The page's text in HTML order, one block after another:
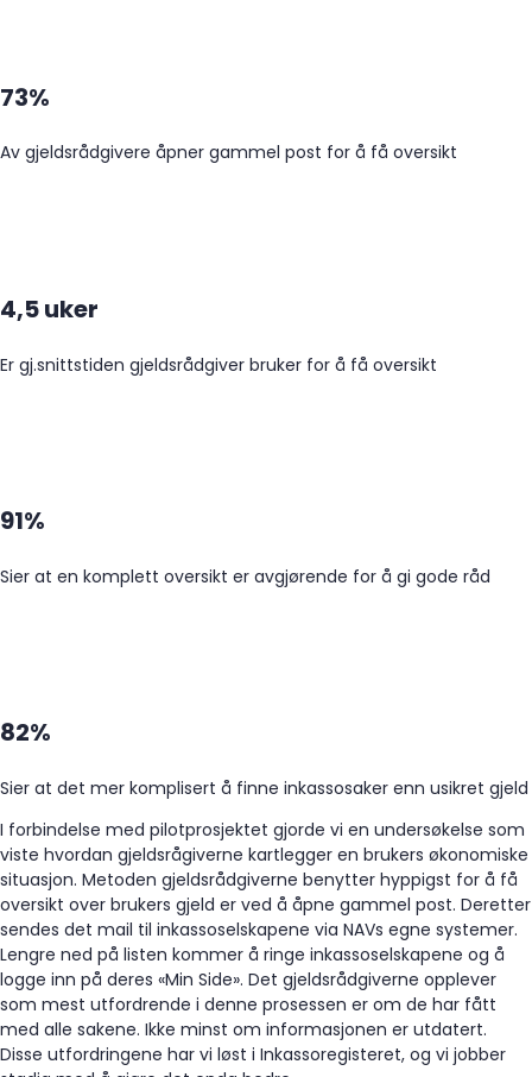
73%
Av gjeldsrådgivere åpner gammel post for å få oversikt
4,5 uker
Er gj.snittstiden gjeldsrådgiver bruker for å få oversikt
91%
Sier at en komplett oversikt er avgjørende for å gi gode råd
82%
Sier at det mer komplisert å finne inkassosaker enn usikret gjeld
I forbindelse med pilotprosjektet gjorde vi en undersøkelse som
viste hvordan gjeldsrågiverne kartlegger en brukers økonomiske
situasjon. Metoden gjeldsrådgiverne benytter hyppigst for å få
oversikt over brukers gjeld er ved å åpne gammel post. Deretter
sendes det mail til inkassoselskapene via NAVs egne systemer.
Lengre ned på listen kommer å ringe inkassoselskapene og å
logge inn på deres «Min Side». Det gjeldsrådgiverne opplever
som mest utfordrende i denne prosessen er om de har fått
med alle sakene. Ikke minst om informasjonen er utdatert.
Disse utfordringene har vi løst i Inkassoregisteret, og vi jobber